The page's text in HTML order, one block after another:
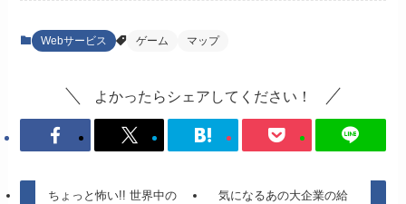
Webサービス ゲーム マップ
よかったらシェアしてください！
ちょっと怖い!! 世界中の
気になるあの大企業の給